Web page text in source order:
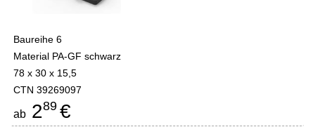
Baureihe 6
Material PA-GF schwarz
78 x 30 x 15,5
CTN 39269097
ab 289 €